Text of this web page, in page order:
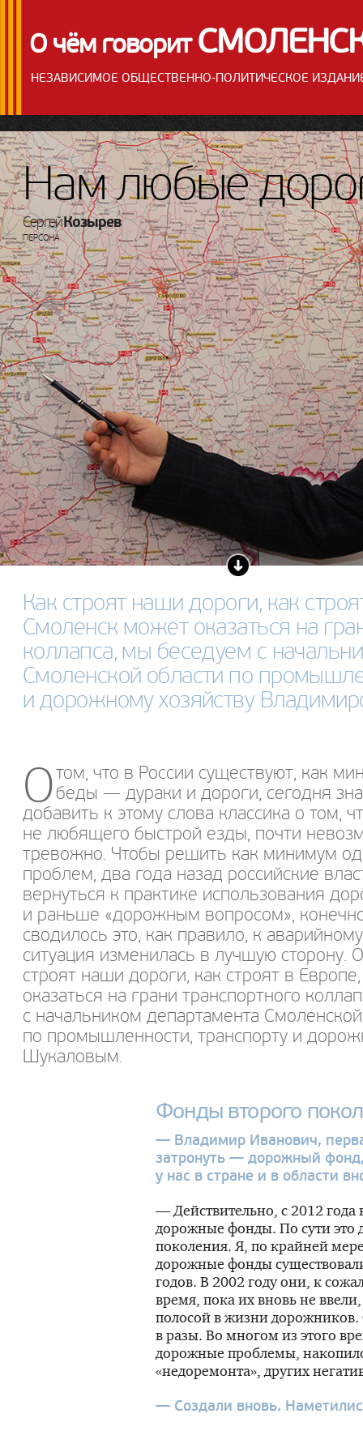
О чём говорит
НЕЗАВИСИМОЕ ОБЩЕСТВЕННО-ПОЛИТИЧЕСКОЕ
Нам любые
СергейКозырев
ПЕРСОНА
Как строят наши дороги, как
Смоленск может оказаться на
коллапса, мы беседуем с
Смоленской области по
и дорожному хозяйству
Отом, что в России существуют, как
беды — дураки и дороги, сегодня
добавить к этому слова классика о том,
не любящего быстрой езды, почти
тревожно. Чтобы решить как минимум
проблем, два года назад российские
вернуться к практике использования
и раньше «дорожным вопросом»,
сводилось это, как правило, к
ситуация изменилась в лучшую сторону.
строят наши дороги, как строят в
оказаться на грани транспортного
с начальником департамента
по промышленности, транспорту и
Шукаловым.
Фонды второго
— Владимир Иванович,
затронуть — дорожный
у нас в стране и в области
— Действительно, с 2012 года
дорожные фонды. По сути это
поколения. Я, по крайней
дорожные фонды
годов. В 2002 году они, к
время, пока их вновь не
полосой в жизни
в разы. Во многом из этого
дорожные проблемы,
«недоремонта», других
— Создали вновь.